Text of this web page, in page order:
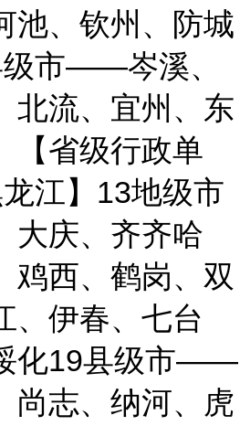
池、钦州、防城
市——岑溪、
北流、宜州、东
【省级行政单
江】13地级市
庆、齐齐哈
鸡西、鹤岗、双
、伊春、七台
化19县级市——
尚志、纳河、虎